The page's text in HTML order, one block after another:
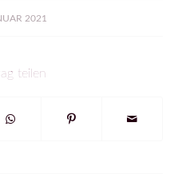
2021
teilen